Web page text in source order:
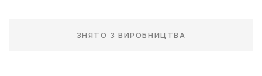
ЗНЯТО З ВИРОБНИЦТВА